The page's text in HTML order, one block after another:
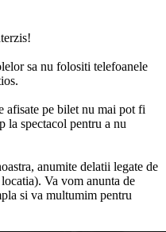
sa nu folositi telefoanele
afisate pe bilet nu mai pot fi
la spectacol pentru a nu
anumite delatii legate de
Va vom anunta de
si va multumim pentru